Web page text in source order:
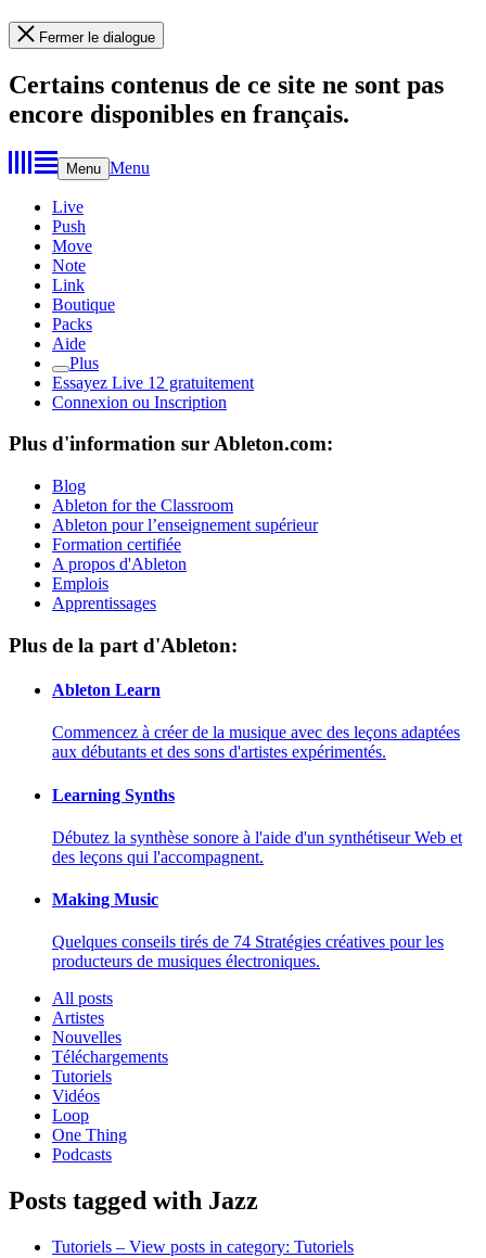
Fermer le dialogue
Certains contenus de ce site ne sont pas
encore disponibles en français.
Menu Menu
Live
Push
Move
Note
Link
Boutique
Packs
Aide
Plus
Essayez Live 12 gratuitement
Connexion ou Inscription
Plus d'information sur Ableton.com:
Blog
Ableton for the Classroom
Ableton pour l’enseignement supérieur
Formation certifiée
A propos d'Ableton
Emplois
Apprentissages
Plus de la part d'Ableton:
Ableton Learn
Commencez à créer de la musique avec des leçons adaptées
aux débutants et des sons d'artistes expérimentés.
Learning Synths
Débutez la synthèse sonore à l'aide d'un synthétiseur Web et
des leçons qui l'accompagnent.
Making Music
Quelques conseils tirés de 74 Stratégies créatives pour les
producteurs de musiques électroniques.
All posts
Artistes
Nouvelles
Téléchargements
Tutoriels
Vidéos
Loop
One Thing
Podcasts
Posts tagged with Jazz
Tutoriels – View posts in category: Tutoriels